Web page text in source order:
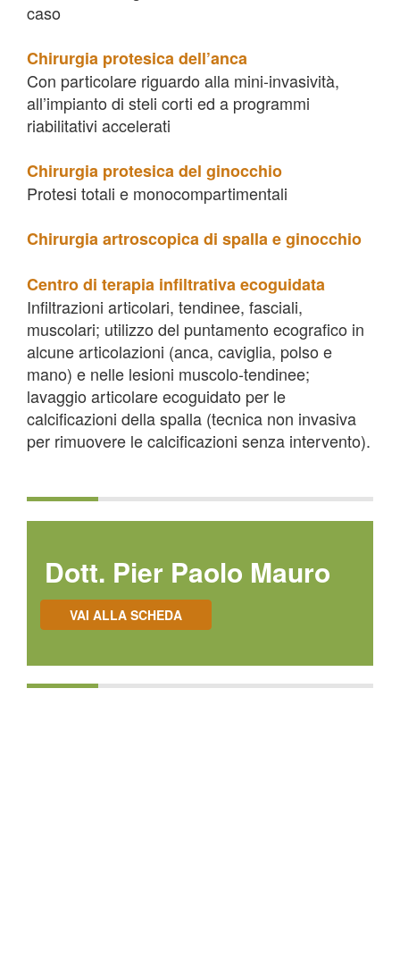
caso
Chirurgia protesica dell’anca
Con particolare riguardo alla mini-invasività,
all’impianto di steli corti ed a programmi
riabilitativi accelerati
Chirurgia protesica del ginocchio
Protesi totali e monocompartimentali
Chirurgia artroscopica di spalla e ginocchio
Centro di terapia infiltrativa ecoguidata
Infiltrazioni articolari, tendinee, fasciali,
muscolari; utilizzo del puntamento ecografico in
alcune articolazioni (anca, caviglia, polso e
mano) e nelle lesioni muscolo-tendinee;
lavaggio articolare ecoguidato per le
calcificazioni della spalla (tecnica non invasiva
per rimuovere le calcificazioni senza intervento).
Dott. Pier Paolo Mauro
VAI ALLA SCHEDA